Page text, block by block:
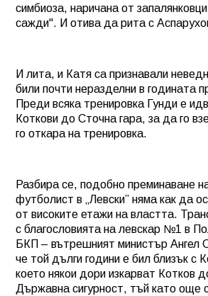
симбиоза, наричана от
сажди". И отива да рита с
И лита, и Катя са признавали
били почти неразделни в годината
Преди всяка тренировка Гунди е
Коткови до Сточна гара, за да го
го откара на тренировка.
Разбира се, подобно преминаване
футболист в „Левски” няма как да
от високите етажи на властта.
с благословията на левскар №1 в
БКП – вътрешният министър Ангел
че той дълги години е бил близък с
което някои дори изкарват Котков
Държавна сигурност, тъй като още